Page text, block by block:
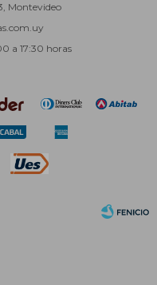
Montevideo
a 17:30 horas